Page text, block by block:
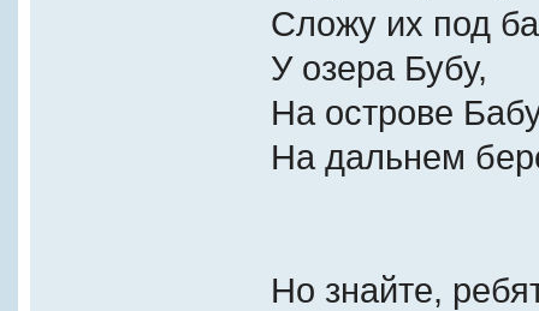
Сложу их под
У озера Бубу,
На острове
На дальнем
Но знайте,